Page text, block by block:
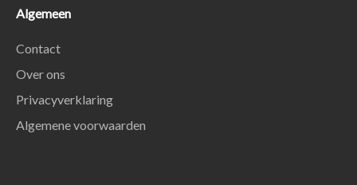
Algemeen
Contact
Over ons
Privacyverklaring
Algemene voorwaarden